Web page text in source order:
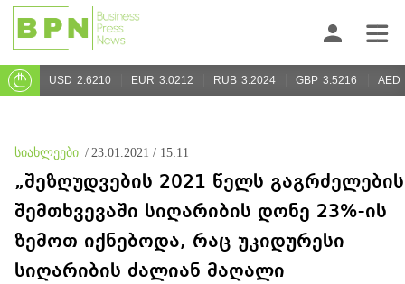
USD 2.6210 EUR 3.0212 RUB 3.2024 GBP 3.5216 AED
სიახლეები / 23.01.2021 / 15:11
„შეზღუდვების 2021 წელს გაგრძელების
შემთხვევაში სიღარიბის დონე 23%-ის
ზემოთ იქნებოდა, რაც უკიდურესი
სიღარიბის ძალიან მაღალი